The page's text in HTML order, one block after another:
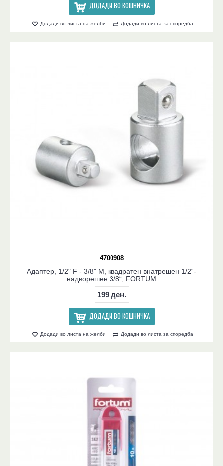
ДОДАДИ ВО КОШНИЧКА
Додади во листа на желби Додади во листа за споредба
4700908
Адаптер, 1/2" F - 3/8" M, квадратен внатрешен 1/2“-
надворешен 3/8“, FORTUM
199 ден.
ДОДАДИ ВО КОШНИЧКА
Додади во листа на желби Додади во листа за споредба